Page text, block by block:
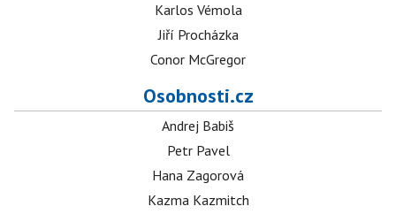
Karlos Vémola
Jiří Procházka
Conor McGregor
Osobnosti.cz
Andrej Babiš
Petr Pavel
Hana Zagorová
Kazma Kazmitch